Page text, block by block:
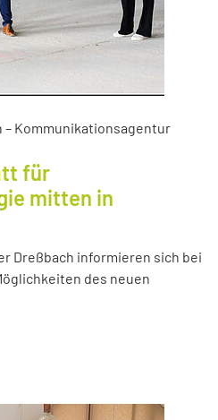
– Kommunikationsagentur
für
mitten in
Dreßbach informieren sich bei
des neuen